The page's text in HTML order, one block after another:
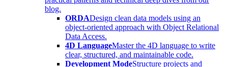
blog.
ORDADesign clean data models using an
object-oriented approach with Object Relational
Data Access.
4D LanguageMaster the 4D language to write
clear, structured, and maintainable code.
Development ModeStructure projects and